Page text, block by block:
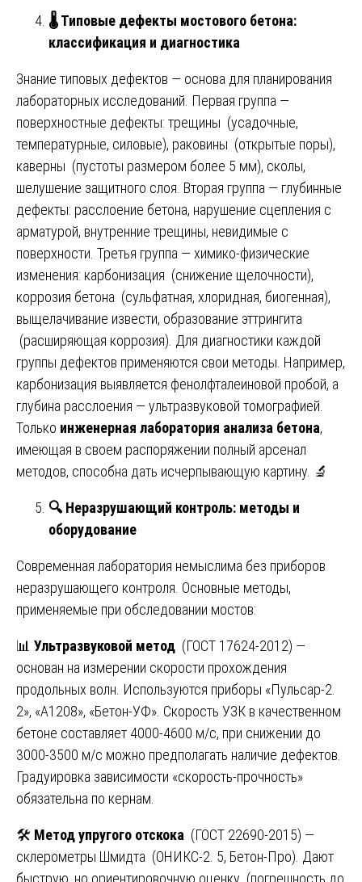
🌡️ Типовые дефекты мостового бетона:
классификация и диагностика
Знание типовых дефектов — основа для планирования
лабораторных исследований. Первая группа —
поверхностные дефекты: трещины (усадочные,
температурные, силовые), раковины (открытые поры),
каверны (пустоты размером более 5 мм), сколы,
шелушение защитного слоя. Вторая группа — глубинные
дефекты: расслоение бетона, нарушение сцепления с
арматурой, внутренние трещины, невидимые с
поверхности. Третья группа — химико-физические
изменения: карбонизация (снижение щелочности),
коррозия бетона (сульфатная, хлоридная, биогенная),
выщелачивание извести, образование эттрингита
(расширяющая коррозия). Для диагностики каждой
группы дефектов применяются свои методы. Например,
карбонизация выявляется фенолфталеиновой пробой, а
глубина расслоения — ультразвуковой томографией.
Только инженерная лаборатория анализа бетона,
имеющая в своем распоряжении полный арсенал
методов, способна дать исчерпывающую картину. 🔬
🔍Неразрушающий контроль: методы и
оборудование
Современная лаборатория немыслима без приборов
неразрушающего контроля. Основные методы,
применяемые при обследовании мостов:
📊 Ультразвуковой метод (ГОСТ 17624-2012) —
основан на измерении скорости прохождения
продольных волн. Используются приборы «Пульсар-2.
2», «А1208», «Бетон-УФ». Скорость УЗК в качественном
бетоне составляет 4000-4600 м/с, при снижении до
3000-3500 м/с можно предполагать наличие дефектов.
Градуировка зависимости «скорость-прочность»
обязательна по кернам.
🛠️ Метод упругого отскока (ГОСТ 22690-2015) —
склерометры Шмидта (ОНИКС-2. 5, Бетон-Про). Дают
быструю, но ориентировочную оценку (погрешность до